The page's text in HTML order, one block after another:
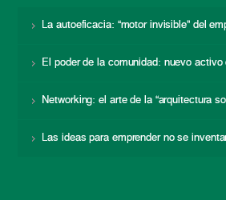
La autoeficacia: “motor invisible” del
El poder de la comunidad: nuevo activo
Networking: el arte de la “arquitectura
Las ideas para emprender no se